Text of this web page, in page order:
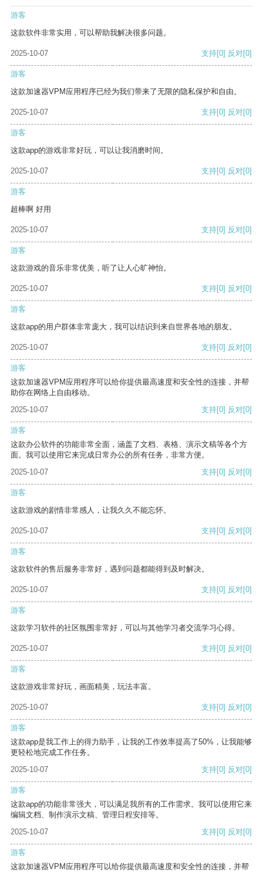
游客
这款软件非常实用，可以帮助我解决很多问题。
2025-10-07 支持[0] 反对[0]
游客
这款加速器VPM应用程序已经为我们带来了无限的隐私保护和自由。
2025-10-07 支持[0] 反对[0]
游客
这款app的游戏非常好玩，可以让我消磨时间。
2025-10-07 支持[0] 反对[0]
游客
超棒啊 好用
2025-10-07 支持[0] 反对[0]
游客
这款游戏的音乐非常优美，听了让人心旷神怡。
2025-10-07 支持[0] 反对[0]
游客
这款app的用户群体非常庞大，我可以结识到来自世界各地的朋友。
2025-10-07 支持[0] 反对[0]
游客
这款加速器VPM应用程序可以给你提供最高速度和安全性的连接，并帮
助你在网络上自由移动。
2025-10-07
支持[0] 反对[0]
游客
这款办公软件的功能非常全面，涵盖了文档、表格、演示文稿等各个方
面。我可以使用它来完成日常办公的所有任务，非常方便。
2025-10-07
支持[0] 反对[0]
游客
这款游戏的剧情非常感人，让我久久不能忘怀。
2025-10-07 支持[0] 反对[0]
游客
这款软件的售后服务非常好，遇到问题都能得到及时解决。
2025-10-07 支持[0] 反对[0]
游客
这款学习软件的社区氛围非常好，可以与其他学习者交流学习心得。
2025-10-07 支持[0] 反对[0]
游客
这款游戏非常好玩，画面精美，玩法丰富。
2025-10-07 支持[0] 反对[0]
游客
这款app是我工作上的得力助手，让我的工作效率提高了50%，让我能够
更轻松地完成工作任务。
2025-10-07
支持[0] 反对[0]
游客
这款app的功能非常强大，可以满足我所有的工作需求。我可以使用它来
编辑文档、制作演示文稿、管理日程安排等。
2025-10-07
支持[0] 反对[0]
游客
这款加速器VPM应用程序可以给你提供最高速度和安全性的连接，并帮